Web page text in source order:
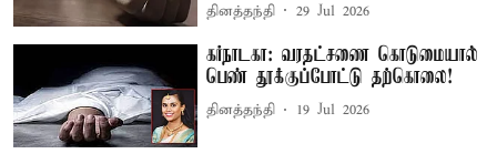
தினத்தந்தி 29 Jul 2026
கர்நாடகா: வரதட்சணை கொடுமையால்
பெண் தூக்குப்போட்டு தற்கொலை!
தினத்தந்தி 19 Jul 2026